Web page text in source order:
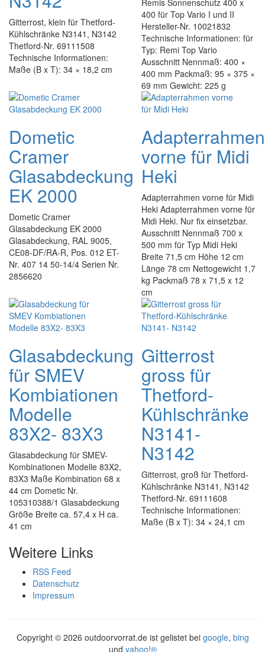
Gitterrost, klein für Thetford-
Kühlschränke N3141, N3142
Thetford-Nr. 69111508
Technische Informationen:
Maße (B x T): 34 × 18,2 cm
Remis Sonnenschutz 400 x
400 für Top Vario I und II
Hersteller-Nr. 10021832
Technische Informationen: für
Typ: Remi Top Vario
Ausschnitt Nennmaß: 400 ×
400 mm Packmaß: 95 × 375 ×
69 mm Gewicht: 225 g
Dometic
Cramer
Glasabdeckung
EK 2000
Dometic Cramer
Glasabdeckung EK 2000
Glasabdeckung, RAL 9005,
CE08-DF/RA-R, Pos. 012 ET-
Nr. 407 14 50-14/4 Serien Nr.
2856620
Adapterrahmen
vorne für Midi
Heki
Adapterrahmen vorne für Midi
Heki Adapterrahmen vorne für
Midi Heki. Nur fix einsetzbar.
Ausschnitt Nennmaß 700 x
500 mm für Typ Midi Heki
Breite 71,5 cm Höhe 12 cm
Länge 78 cm Nettogewicht 1,7
kg Packmaß 78 x 71,5 x 12
cm
Glasabdeckung
für SMEV
Kombiationen
Modelle
83X2- 83X3
Glasabdeckung für SMEV-
Kombinationen Modelle 83X2,
83X3 Maße Kombination 68 x
44 cm Dometic Nr.
105310388/1 Glasabdeckung
Größe Breite ca. 57,4 x H ca.
41 cm
Gitterrost
gross für
Thetford-
Kühlschränke
N3141-
N3142
Gitterrost, groß für Thetford-
Kühlschränke N3141, N3142
Thetford-Nr. 69111608
Technische Informationen:
Maße (B x T): 34 × 24,1 cm
Weitere Links
RSS Feed
Datenschutz
Impressum
Copyright © 2026 outdoorvorrat.de ist gelistet bei google, bing
und yahoo!®